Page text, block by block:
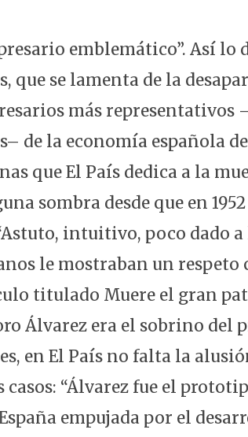
emblemático”. Así lo
que se lamenta de la
más
de la economía española
que El País dedica a la
sombra desde que en
intuitivo, poco dado
le mostraban un respeto
titulado Muere el gran
Álvarez era el sobrino del
en El País no falta la
casos: “Álvarez fue el
empujada por el